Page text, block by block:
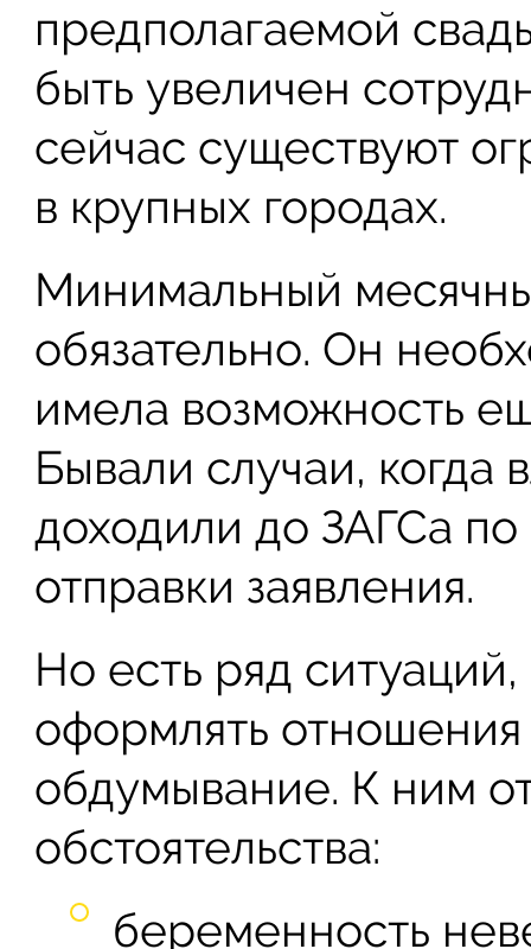
предполагаемой
быть увеличен
сейчас существуют
в крупных городах.
Минимальный
обязательно. Он
имела возможность
Бывали случаи, когда
доходили до ЗАГСа
отправки заявления.
Но есть ряд ситуаций,
оформлять
обдумывание. К ним
обстоятельства:
беременность